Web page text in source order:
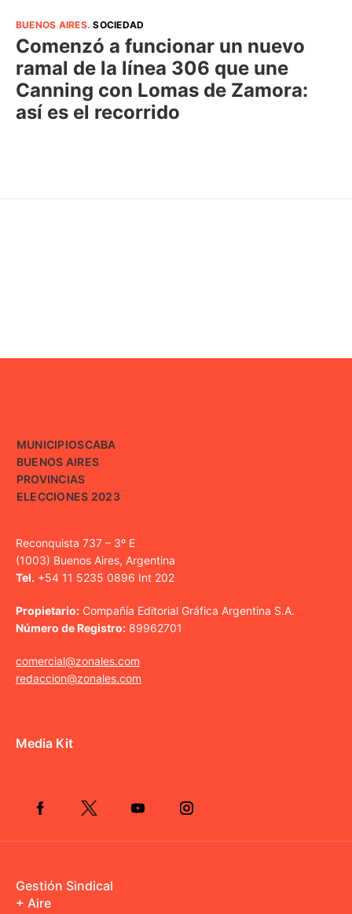
BUENOS AIRES.SOCIEDAD
Comenzó a funcionar un nuevo
ramal de la línea 306 que une
Canning con Lomas de Zamora:
así es el recorrido
MUNICIPIOSCABA
BUENOS AIRES
PROVINCIAS
ELECCIONES 2023
Reconquista 737 – 3º E
(1003) Buenos Aires, Argentina
Tel. +54 11 5235 0896 Int 202
Propietario: Compañía Editorial Gráfica Argentina S.A.
Número de Registro: 89962701
comercial@zonales.com
redaccion@zonales.com
Media Kit
Gestión Sindical
+ Aire